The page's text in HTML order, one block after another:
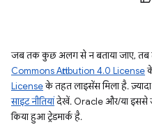
जब तक कुछ अलग से न बताया जाए, तब
Commons Attribution 4.0 License
Licenseके तहत लाइसेंस मिला है.
साइट नीतियांदेखें. Oracle और/या इससे
किया हुआ ट्रेडमार्क है.